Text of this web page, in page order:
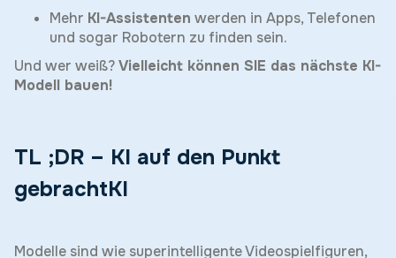
Mehr KI-Assistenten werden in Apps, Telefonen
und sogar Robotern zu finden sein.
Und wer weiß?Vielleicht können SIE das nächste KI-
Modell bauen!
TL ;DR – KI auf den Punkt
gebrachtKI
Modelle sind wie superintelligente Videospielfiguren,